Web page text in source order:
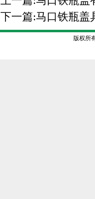
下一篇:马口铁瓶盖
版权所